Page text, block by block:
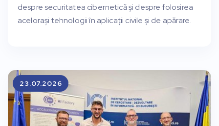
despre securitatea cibernetică și despre folosirea
acelorași tehnologii în aplicații civile și de apărare.
23.07.2026